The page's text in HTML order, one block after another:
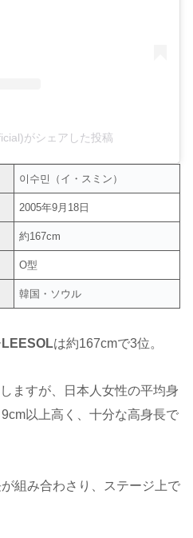
がシェアした投稿
이수민（イ・スミン）
2005年9月18日
約167cm
O型
韓国・ソウル
LEESOLは約167cmで3位。
ますが、日本人女性の平均身
以上高く、十分な高身長で
組み合わさり、ステージ上で